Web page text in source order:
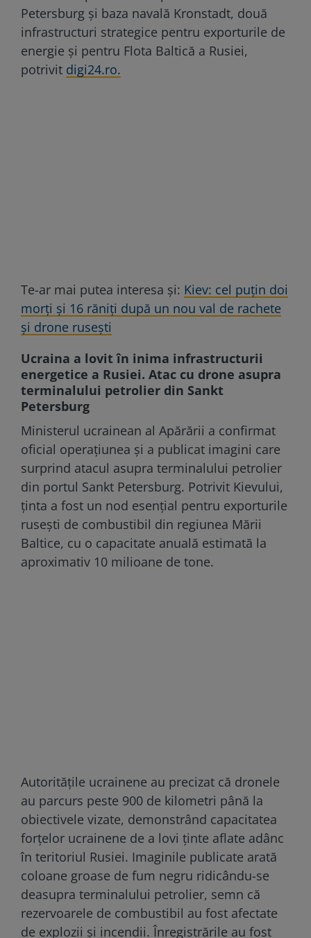
Petersburg și baza navală Kronstadt, două
infrastructuri strategice pentru exporturile de
energie și pentru Flota Baltică a Rusiei,
potrivit digi24.ro.
Te-ar mai putea interesa și: Kiev: cel puțin doi
morți și 16 răniți după un nou val de rachete
și drone rusești
Ucraina a lovit în inima infrastructurii
energetice a Rusiei. Atac cu drone asupra
terminalului petrolier din Sankt
Petersburg
Ministerul ucrainean al Apărării a confirmat
oficial operațiunea și a publicat imagini care
surprind atacul asupra terminalului petrolier
din portul Sankt Petersburg. Potrivit Kievului,
ținta a fost un nod esențial pentru exporturile
rusești de combustibil din regiunea Mării
Baltice, cu o capacitate anuală estimată la
aproximativ 10 milioane de tone.
Autoritățile ucrainene au precizat că dronele
au parcurs peste 900 de kilometri până la
obiectivele vizate, demonstrând capacitatea
forțelor ucrainene de a lovi ținte aflate adânc
în teritoriul Rusiei. Imaginile publicate arată
coloane groase de fum negru ridicându-se
deasupra terminalului petrolier, semn că
rezervoarele de combustibil au fost afectate
de explozii și incendii. Înregistrările au fost